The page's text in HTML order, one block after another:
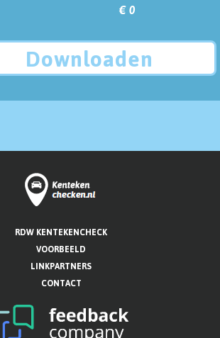
€ 0
Downloaden
RDW KENTEKENCHECK
VOORBEELD
LINKPARTNERS
CONTACT